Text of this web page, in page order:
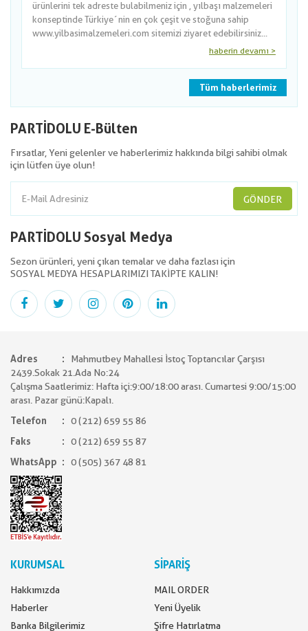
ürünlerini tek adreste bulabilmeniz için , yılbaşı malzemeleri
konseptinde Türkiye´nin en çok çeşit ve stoğuna sahip
www.yilbasimalzemeleri.com sitemizi ziyaret edebilirsiniz...
haberin devamı >
Tüm haberlerimiz
PARTİDOLU E-Bülten
Fırsatlar, Yeni gelenler ve haberlerimiz hakkında bilgi sahibi olmak
için lütfen üye olun!
GÖNDER
PARTİDOLU Sosyal Medya
Sezon ürünleri, yeni çıkan temalar ve daha fazlası için
SOSYAL MEDYA HESAPLARIMIZI TAKİPTE KALIN!
Adres
Mahmutbey Mahallesi İstoç Toptancılar Çarşısı
2439.Sokak 21.Ada No:24
Çalışma Saatlerimiz: Hafta içi:9:00/18:00 arası. Cumartesi 9:00/15:00
arası. Pazar günü:Kapalı.
Telefon
0 (212) 659 55 86
Faks
0 (212) 659 55 87
WhatsApp
0 (505) 367 48 81
KURUMSAL
Hakkımızda
Haberler
Banka Bilgilerimiz
SİPARİŞ
MAIL ORDER
Yeni Üyelik
Şifre Hatırlatma